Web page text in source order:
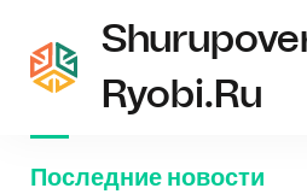
Ryobi.ru
Последние новости